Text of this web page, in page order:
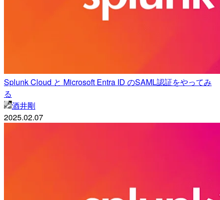
Splunk Cloud と Microsoft Entra ID のSAML認証をやってみ
る
酒井剛
2025.02.07